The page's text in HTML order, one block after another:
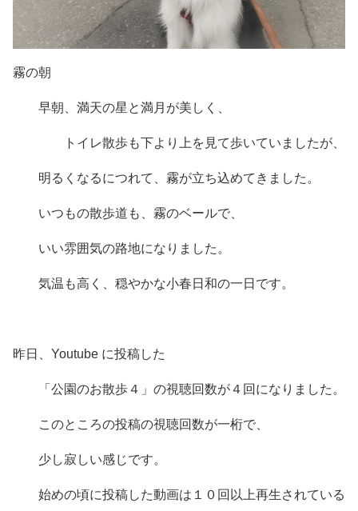
霧の朝
早朝、満天の星と満月が美しく、
トイレ散歩も下より上を見て歩いていましたが、
明るくなるにつれて、霧が立ち込めてきました。
いつもの散歩道も、霧のベールで、
いい雰囲気の路地になりました。
気温も高く、穏やかな小春日和の一日です。
昨日、Youtube に投稿した
「公園のお散歩４」の視聴回数が４回になりました。
このところの投稿の視聴回数が一桁で、
少し寂しい感じです。
始めの頃に投稿した動画は１０回以上再生されている